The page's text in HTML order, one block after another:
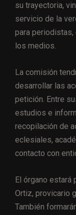
su trayectoria,
servicio de la
para
los medios.
La comisión
desarrollar las
petición. Entre
estudios e
recopilación de
eclesiales,
contacto con
El órgano
Ortiz, provicario
También